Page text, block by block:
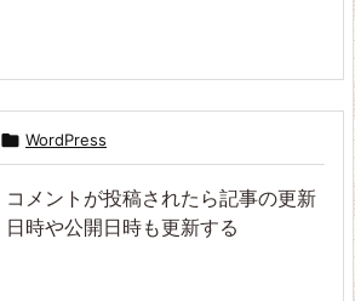
 WordPress
コメントが投稿されたら記事の更新
日時や公開日時も更新する